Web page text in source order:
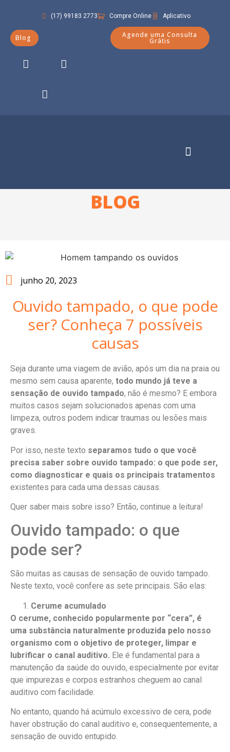
(17) 99183 2773 Compre Online Aplicativo
Blog Agende uma Consulta
Grátis
BLOG
junho 20, 2023
Ouvido tampado, o que pode
ser? Conheça 7 possíveis
causas
Seja durante uma viagem de avião, após um dia na praia ou
mesmo sem causa aparente, todo mundo já teve a
sensação de ouvido tampado, não é mesmo? E embora
muitos casos sejam solucionados apenas com uma
limpeza, outros podem indicar traumas ou lesões mais
graves.
Por isso, neste texto separamos tudo o que você
precisa saber sobre ouvido tampado: o que pode ser,
como diagnosticar e quais os principais tratamentos
existentes para cada uma dessas causas.
Quer saber mais sobre isso? Então, continue a leitura!
Ouvido tampado: o que
pode ser?
São muitas as causas de sensação de ouvido tampado.
Neste texto, você confere as sete principais. São elas:
Cerume acumulado
O cerume, conhecido popularmente por “cera”, é
uma substância naturalmente produzida pelo nosso
organismo com o objetivo de proteger, limpar e
lubrificar o canal auditivo. Ele é fundamental para a
manutenção da saúde do ouvido, especialmente por evitar
que impurezas e corpos estranhos cheguem ao canal
auditivo com facilidade.
No entanto, quando há acúmulo excessivo de cera, pode
haver obstrução do canal auditivo e, consequentemente, a
sensação de ouvido entupido.